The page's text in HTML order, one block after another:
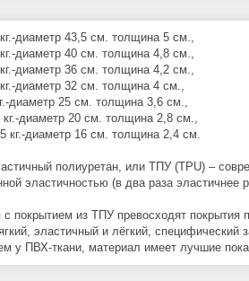
диаметр 43,5 см. толщина 5 см.,
диаметр 40 см. толщина 4,8 см.,
диаметр 36 см. толщина 4,2 см.,
диаметр 32 см. толщина 4 см.,
диаметр 25 см. толщина 3,6 см.,
кг.-диаметр 20 см. толщина 2,8 см.,
кг.-диаметр 16 см. толщина 2,4 см.
полиуретан, или ТПУ (TPU) –
эластичностью (в два раза эластичнее
с покрытием из ТПУ превосходят
эластичный и лёгкий, специфический
у ПВХ-ткани, материал имеет лучшие